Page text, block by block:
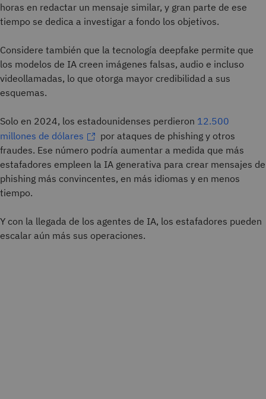
horas en redactar un mensaje similar, y gran parte de ese
tiempo se dedica a investigar a fondo los objetivos.
Considere también que la tecnología deepfake permite que
los modelos de IA creen imágenes falsas, audio e incluso
videollamadas, lo que otorga mayor credibilidad a sus
esquemas.
Solo en 2024, los estadounidenses perdieron 12.500
millones de dólares
por ataques de phishing y otros
fraudes. Ese número podría aumentar a medida que más
estafadores empleen la IA generativa para crear mensajes de
phishing más convincentes, en más idiomas y en menos
tiempo.
Y con la llegada de los agentes de IA, los estafadores pueden
escalar aún más sus operaciones.